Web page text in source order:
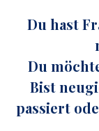
Du hast
Du
Bist
passiert